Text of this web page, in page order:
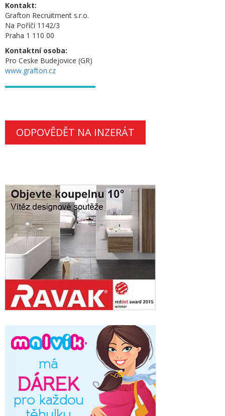
Kontakt:
Grafton Recruitment s.r.o.
Na Poříčí 1142/3
Praha 1 110 00
Kontaktní osoba:
Pro Ceske Budejovice (GR)
www.grafton.cz
ODPOVĚDĚT NA INZERÁT